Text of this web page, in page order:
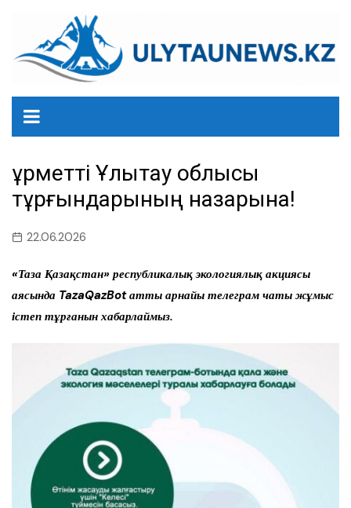
содержанию
Құрметті Ұлытау облысы
тұрғындарының назарына!
22.06.2026
«Таза Қазақстан» республикалық экологиялық акциясы
аясында TazaQazBot атты арнайы телеграм чаты жұмыс
істеп тұрғанын хабарлаймыз.